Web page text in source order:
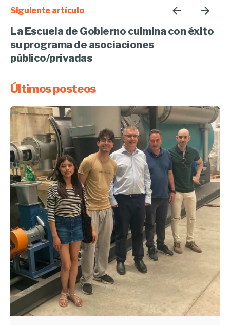
Siguiente artículo
La Escuela de Gobierno culmina con éxito
su programa de asociaciones
público/privadas
Últimos posteos
Enviado por
UHE